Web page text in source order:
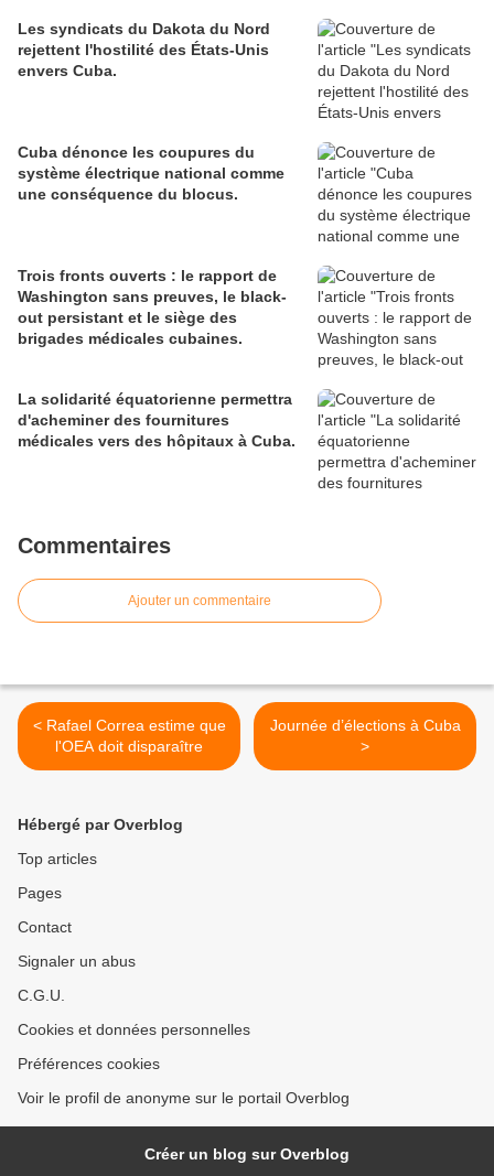
Les syndicats du Dakota du Nord
rejettent l'hostilité des États-Unis
envers Cuba.
Cuba dénonce les coupures du
système électrique national comme
une conséquence du blocus.
Trois fronts ouverts : le rapport de
Washington sans preuves, le black-
out persistant et le siège des
brigades médicales cubaines.
La solidarité équatorienne permettra
d'acheminer des fournitures
médicales vers des hôpitaux à Cuba.
Commentaires
Ajouter un commentaire
< Rafael Correa estime que
l'OEA doit disparaître
Journée d’élections à Cuba
>
Hébergé par Overblog
Top articles
Pages
Contact
Signaler un abus
C.G.U.
Cookies et données personnelles
Préférences cookies
Voir le profil de anonyme sur le portail Overblog
Créer un blog sur Overblog